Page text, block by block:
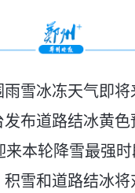
雪冰冻天气即
布道路结冰黄
来本轮降雪最强
雪和道路结冰将